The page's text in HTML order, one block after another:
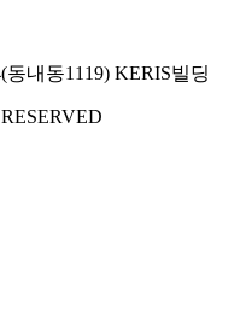
내동1119) KERIS빌딩